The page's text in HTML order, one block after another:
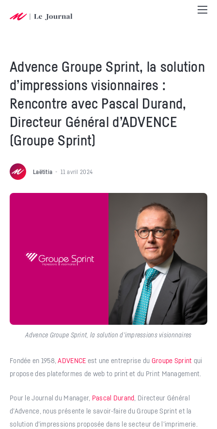
Advence Groupe Sprint, la solution
d’impressions visionnaires :
Rencontre avec Pascal Durand,
Directeur Général d’ADVENCE
(Groupe Sprint)
Laëtitia 11 avril 2024
Advence Groupe Sprint, la solution d’impressions visionnaires
Fondée en 1958,ADVENCE est une entreprise du Groupe Sprint qui
propose des plateformes de web to print et du Print Management.
Pour le Journal du Manager, Pascal Durand , Directeur Général
d’Advence, nous présente le savoir-faire du Groupe Sprint et la
solution d’impressions proposée dans le secteur de l’imprimerie.